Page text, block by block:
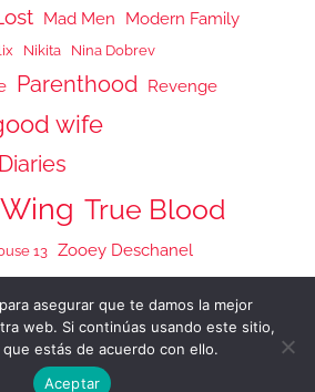
Mad Men Modern Family
Nikita Nina Dobrev
Parenthood Revenge
wife
True Blood
13 Zooey Deschanel
Donovan de ThemeZee.
asegurar que te damos la mejor
web. Si continúas usando este sitio,
que estás de acuerdo con ello.
Aceptar